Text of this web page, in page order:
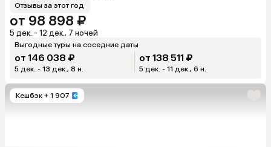
Отзывы за этот год
от 98 898 ₽
5 дек. - 12 дек., 7 ночей
Выгодные туры на соседние даты
от 146 038 ₽
5 дек. - 13 дек., 8 н.
от 138 511 ₽
5 дек. - 11 дек., 6 н.
Кешбэк + 1 907